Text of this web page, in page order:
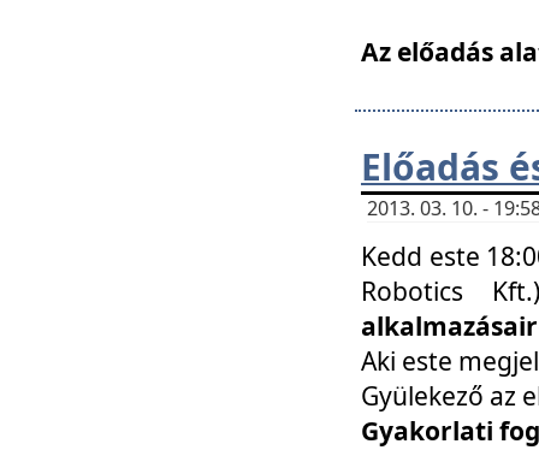
Az előadás
Előadás
2013. 03. 10. -
Kedd este
Robotics
Aki este
Gyülekező az
Gyakorlati